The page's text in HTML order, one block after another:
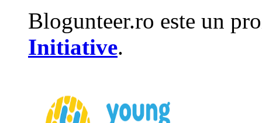
Blogunteer.ro este un
Initiative.